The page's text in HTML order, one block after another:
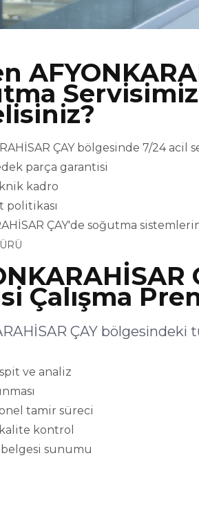
ÇAY bölgesinde 7/24 acil
parça garantisi
kadro
politikası
ÇAY'de soğutma
Çalışma
ÇAY
ve analiz
tamir süreci
kontrol
sunumu